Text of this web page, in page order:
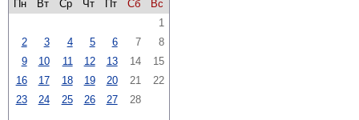
Пн
Вт Ср Чт Пт Сб
Вс
1
2
3 4 5 6 7
8
9
10 11 12 13 14
15
16
17 18 19 20 21
22
23
24 25 26 27 28